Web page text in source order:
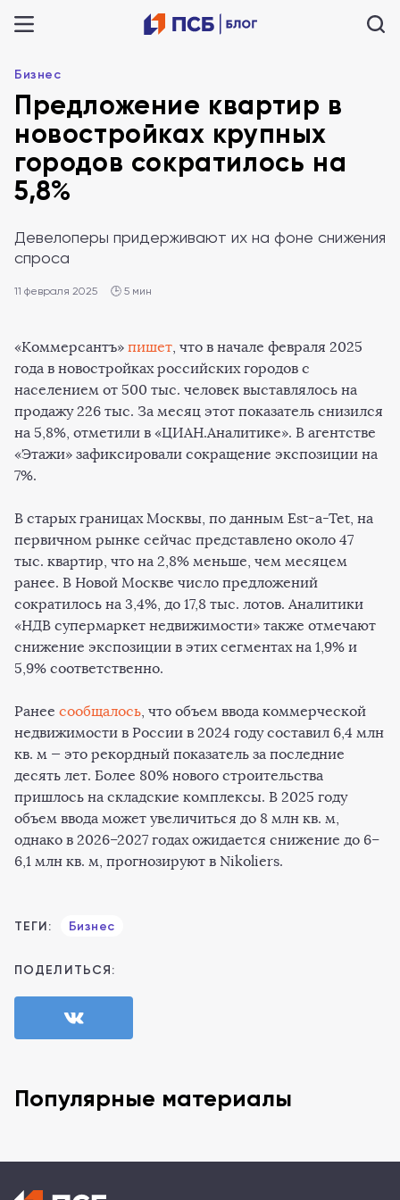
Бизнес
Предложение квартир в
новостройках крупных
городов сократилось на
5,8%
Девелоперы придерживают их на фоне снижения
спроса
11 февраля 2025 🕒 5 мин
«Коммерсантъ» пишет, что в начале февраля 2025
года в новостройках российских городов с
населением от 500 тыс. человек выставлялось на
продажу 226 тыс. За месяц этот показатель снизился
на 5,8%, отметили в «ЦИАН.Аналитике». В агентстве
«Этажи» зафиксировали сокращение экспозиции на
7%.
В старых границах Москвы, по данным Est-a-Tet, на
первичном рынке сейчас представлено около 47
тыс. квартир, что на 2,8% меньше, чем месяцем
ранее. В Новой Москве число предложений
сократилось на 3,4%, до 17,8 тыс. лотов. Аналитики
«НДВ супермаркет недвижимости» также отмечают
снижение экспозиции в этих сегментах на 1,9% и
5,9% соответственно.
Ранее сообщалось, что объем ввода коммерческой
недвижимости в России в 2024 году составил 6,4 млн
кв. м — это рекордный показатель за последние
десять лет. Более 80% нового строительства
пришлось на складские комплексы. В 2025 году
объем ввода может увеличиться до 8 млн кв. м,
однако в 2026–2027 годах ожидается снижение до 6–
6,1 млн кв. м, прогнозируют в Nikoliers.
ТЕГИ: Бизнес
ПОДЕЛИТЬСЯ:
Популярные материалы